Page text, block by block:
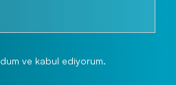
ve kabul ediyorum.